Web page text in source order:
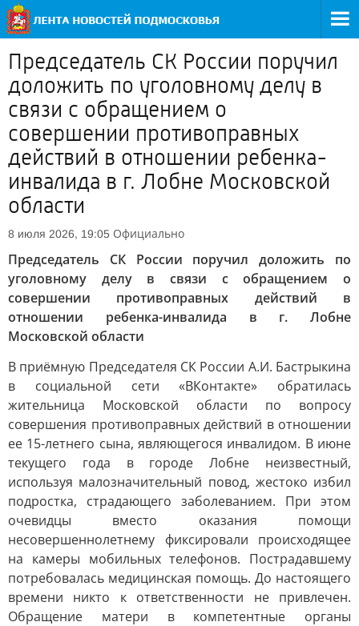
Председатель СК России поручил
доложить по уголовному делу в
связи с обращением о
совершении противоправных
действий в отношении ребенка-
инвалида в г. Лобне Московской
области
8 июля 2026, 19:05 Официально
Председатель СК России поручил доложить по
уголовному делу в связи с обращением о
совершении противоправных действий в
отношении ребенка-инвалида в г. Лобне
Московской области
В приёмную Председателя СК России А.И. Бастрыкина
в социальной сети «ВКонтакте» обратилась
жительница Московской области по вопросу
совершения противоправных действий в отношении
ее 15-летнего сына, являющегося инвалидом. В июне
текущего года в городе Лобне неизвестный,
используя малозначительный повод, жестоко избил
подростка, страдающего заболеванием. При этом
очевидцы вместо оказания помощи
несовершеннолетнему фиксировали происходящее
на камеры мобильных телефонов. Пострадавшему
потребовалась медицинская помощь. До настоящего
времени никто к ответственности не привлечен.
Обращение матери в компетентные органы